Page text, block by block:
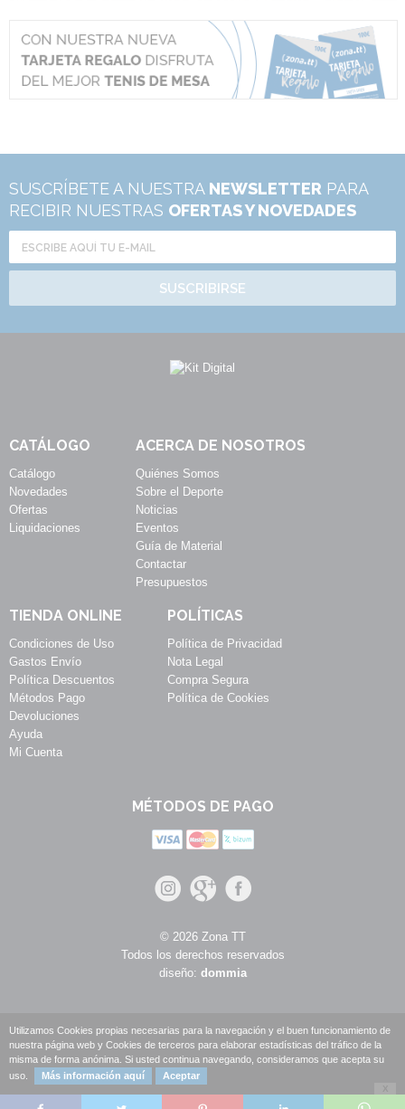
SUSCRÍBETE A NUESTRA NEWSLETTER PARA
RECIBIR NUESTRAS OFERTAS Y NOVEDADES
SUSCRIBIRSE
CATÁLOGO
Catálogo
Novedades
Ofertas
Liquidaciones
ACERCA DE NOSOTROS
Quiénes Somos
Sobre el Deporte
Noticias
Eventos
Guía de Material
Contactar
Presupuestos
TIENDA ONLINE
Condiciones de Uso
Gastos Envío
Política Descuentos
Métodos Pago
Devoluciones
Ayuda
Mi Cuenta
POLÍTICAS
Política de Privacidad
Nota Legal
Compra Segura
Política de Cookies
MÉTODOS DE PAGO
© 2026 Zona TT
Todos los derechos reservados
diseño: dommia
Utilizamos Cookies propias necesarias para la navegación y el buen funcionamiento de
nuestra página web y Cookies de terceros para elaborar estadísticas del tráfico de la
misma de forma anónima. Si usted continua navegando, consideramos que acepta su
uso.
Más información aquí Aceptar